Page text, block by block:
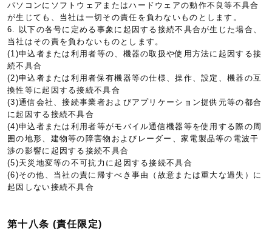
パソコンにソフトウェアまたはハードウェアの動作不良等不具合
が生じても、当社は一切その責任を負わないものとします。
6. 以下の各号に定める事象に起因する接続不具合が生じた場合、
当社はその責を負わないものとします。
(1)申込者または利用者等の、機器の取扱や使用方法に起因する接
続不具合
(2)申込者または利用者保有機器等の仕様、操作、設定、機器の互
換性等に起因する接続不具合
(3)通信会社、接続事業者およびアプリケーション提供元等の都合
に起因する接続不具合
(4)申込者または利用者等がモバイル通信機器等を使用する際の周
囲の地形、建物等の障害物およびレーダー、家電製品等の電波干
渉の影響に起因する接続不具合
(5)天災地変等の不可抗力に起因する接続不具合
(6)その他、当社の責に帰すべき事由（故意または重大な過失）に
起因しない接続不具合
第十八条 (責任限定)